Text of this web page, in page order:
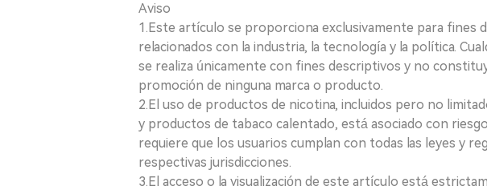
Aviso
1.Este artículo se proporciona exclusivamente para fines
relacionados con la industria, la tecnología y la política.
se realiza únicamente con fines descriptivos y no
promoción de ninguna marca o producto.
2.El uso de productos de nicotina, incluidos pero no
y productos de tabaco calentado, está asociado con
requiere que los usuarios cumplan con todas las leyes y
respectivas jurisdicciones.
3.El acceso o la visualización de este artículo está